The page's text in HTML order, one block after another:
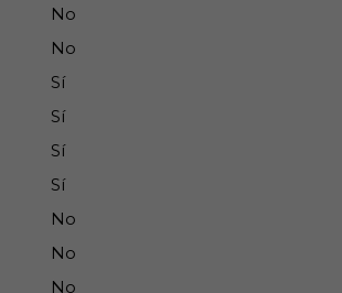
No
No
Sí
Sí
Sí
Sí
No
No
No